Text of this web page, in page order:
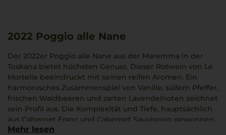
2022 Poggio alle Nane
Der 2022er Poggio alle Nane aus der Maremma in der
Toskana bietet höchsten Genuss. Dieser Rotwein von Le
Mortelle beeindruckt mit seinen reifen Aromen. Ein
harmonisches Zusammenspiel von Vanille, süßem Pfeffer,
frischen Waldbeeren und zarten Lavendelnoten zeichnet
sein Profil aus. Die Komplexität und Tiefe, hauptsächlich
aus Cabernet Franc und Cabernet Sauvignon gewonnen,
sind bemerkenswert. Bis zu 16 Monate im Barrique
Mehr lesen